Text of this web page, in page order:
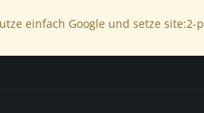
einfach Google und setze site:2-